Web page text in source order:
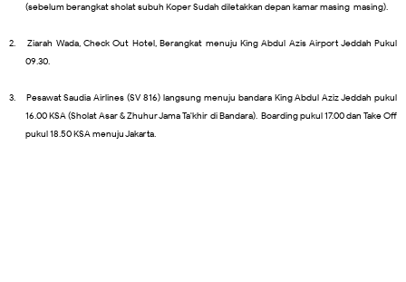
(sebelum berangkat sholat subuh Koper Sudah diletakkan depan kamar masing-masing).
2.
Ziarah Wada, Check Out Hotel, Berangkat menuju King Abdul Azis Airport Jeddah Pukul
09.30.
3.
Pesawat Saudia Airlines (SV 816) langsung menuju bandara King Abdul Aziz Jeddah pukul
16.00 KSA (Sholat Asar & Zhuhur Jama Ta'khir di Bandara). Boarding pukul 17.00 dan Take Off
pukul 18.50 KSA menuju Jakarta.